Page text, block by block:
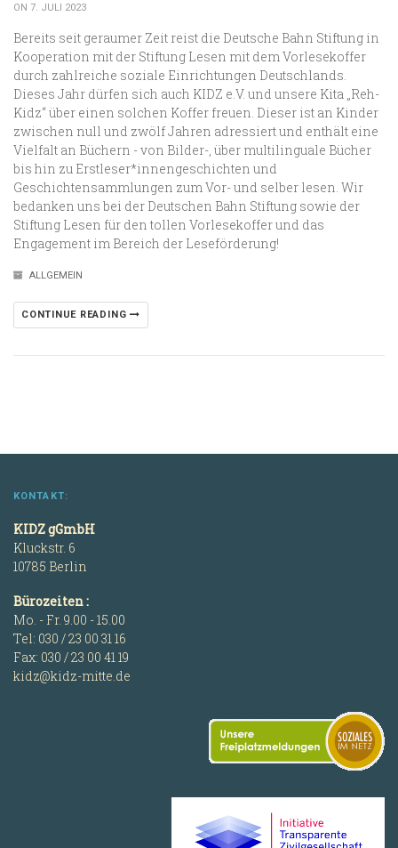
ON 7. JULI 2023
Bereits seit geraumer Zeit reist die Deutsche Bahn Stiftung in
Kooperation mit der Stiftung Lesen mit dem Vorlesekoffer
durch zahlreiche soziale Einrichtungen Deutschlands.
Dieses Jahr dürfen sich auch KIDZ e.V. und unsere Kita „Reh-
Kidz“ über einen solchen Koffer freuen. Dieser ist an Kinder
zwischen null und zwölf Jahren adressiert und enthält eine
Vielfalt an Büchern - von Bilder-, über multilinguale Bücher
bis hin zu Erstleser*innengeschichten und
Geschichtensammlungen zum Vor- und selber lesen. Wir
bedanken uns bei der Deutschen Bahn Stiftung sowie der
Stiftung Lesen für den tollen Vorlesekoffer und das
Engagement im Bereich der Leseförderung!
ALLGEMEIN
CONTINUE READING
KONTAKT:
KIDZ gGmbH
Kluckstr. 6
10785 Berlin
Bürozeiten :
Mo. - Fr. 9.00 - 15.00
Tel: 030 / 23 00 31 16
Fax: 030 / 23 00 41 19
kidz@kidz-mitte.de